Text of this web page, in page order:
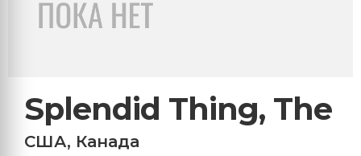
Splendid Thing, The
США, Канада